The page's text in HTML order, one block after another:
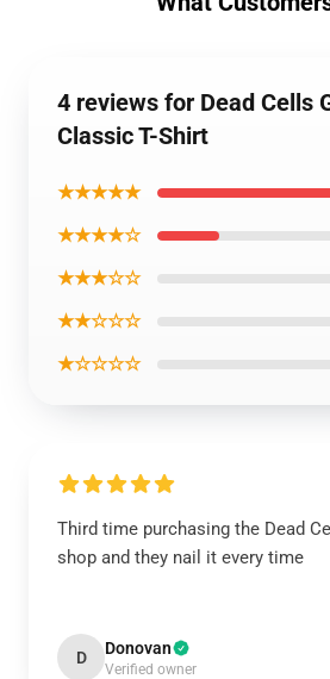
4 reviews for Dead Cells
Classic T-Shirt
★★★★★
★★★★☆
★★★☆☆
★★☆☆☆
★☆☆☆☆
Third time purchasing the Dead
shop and they nail it every time
D Donovan
Verified owner